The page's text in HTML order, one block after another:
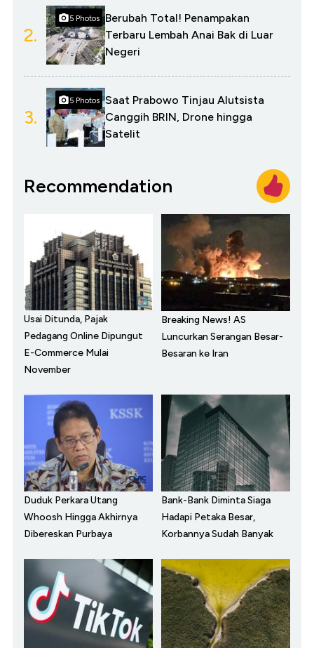
2.
5 Photos
Berubah Total! Penampakan
Terbaru Lembah Anai Bak di Luar
Negeri
3.
5 Photos
Saat Prabowo Tinjau Alutsista
Canggih BRIN, Drone hingga
Satelit
Recommendation
Usai Ditunda, Pajak
Pedagang Online Dipungut
E-Commerce Mulai
November
Breaking News! AS
Luncurkan Serangan Besar-
Besaran ke Iran
Duduk Perkara Utang
Whoosh Hingga Akhirnya
Dibereskan Purbaya
Bank-Bank Diminta Siaga
Hadapi Petaka Besar,
Korbannya Sudah Banyak